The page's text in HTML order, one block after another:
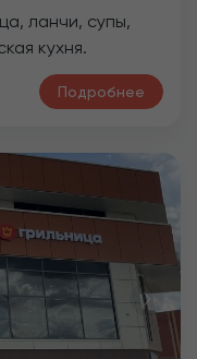
ланчи, супы,
кухня.
Подробнее
Next